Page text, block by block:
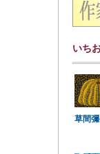
いち
草間